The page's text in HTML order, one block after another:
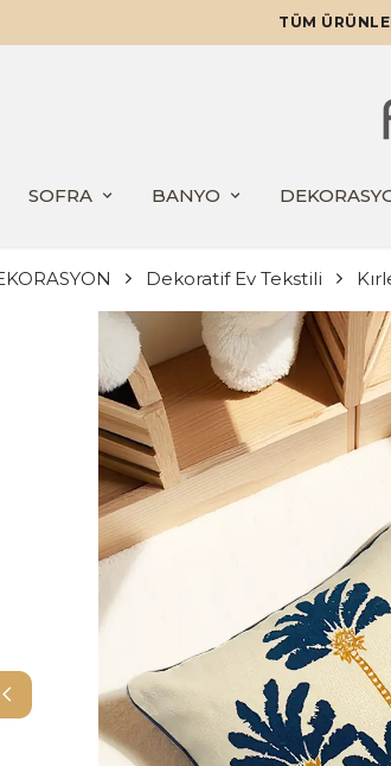
TÜM
SOFRA BANYO
Dekoratif Ev Tekstili